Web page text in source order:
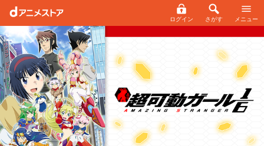
ログイン さがす メニュー